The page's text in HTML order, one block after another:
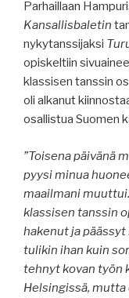
Parhaillaan
Kansallisbaletin
nykytanssijaksi
opiskeltiin
klassisen tanssin
oli alkanut
osallistua Suomen
”Toisena päivänä
pyysi minua
maailmani
klassisen tanssin
hakenut ja
tulikin ihan kuin
tehnyt kovan työn
Helsingissä,